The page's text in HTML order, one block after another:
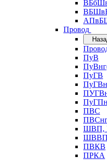
Провод
ПуВ
ПуГВ
ПВС
ШВП,
ПВКВ
ПРКА